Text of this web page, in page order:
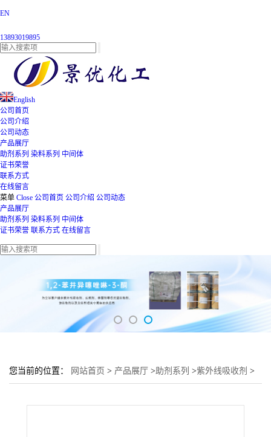
EN
13893019895
English
公司首页
公司介绍
公司动态
产品展厅
助剂系列 染料系列 中间体
证书荣誉
联系方式
在线留言
菜单 Close 公司首页 公司介绍 公司动态
产品展厅
助剂系列 染料系列 中间体
证书荣誉 联系方式 在线留言
您当前的位置： 网站首页 > 产品展厅 >助剂系列 >紫外线吸收剂 >